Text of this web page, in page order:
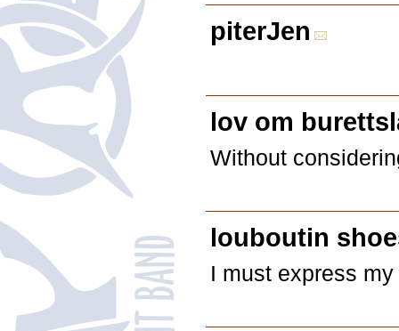
piterJen
lov om
Without
louboutin
I must express